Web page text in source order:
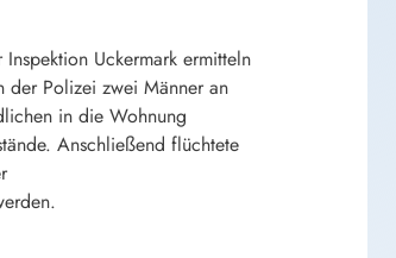
Inspektion Uckermark ermitteln
der Polizei zwei Männer an
in die Wohnung
Anschließend flüchtete